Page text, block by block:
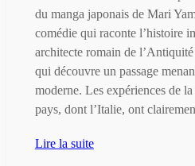
du manga japonais de Mari
comédie qui raconte l’histoire
architecte romain de
qui découvre un passage
moderne. Les expériences de
pays, dont l’Italie, ont
Lire la suite